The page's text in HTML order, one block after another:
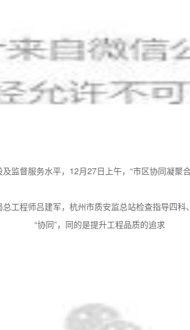
监督服务水平，12月27日上午，“市区协同凝
工程师吕建军，杭州市质安监总站检查指导四科
“协同”，同的是提升工程品质的追求